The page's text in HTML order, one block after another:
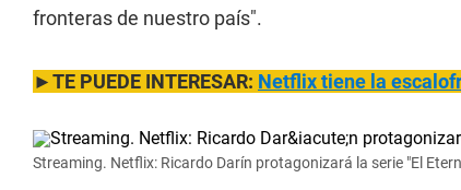
fronteras de nuestro país".
►TE PUEDE INTERESAR: Netflix tiene la
Streaming. Netflix: Ricardo Darín protagonizará la serie "El